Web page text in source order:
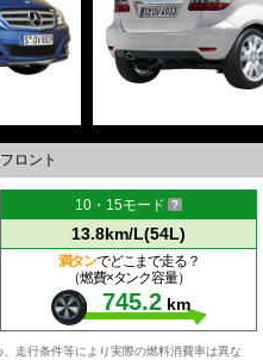
ロント
10・15モード
13.8km/L(54L)
満タンでどこまで走る？
（燃費×タンク容量）
745.2 km
走行条件等により実際の燃料消費率は異な